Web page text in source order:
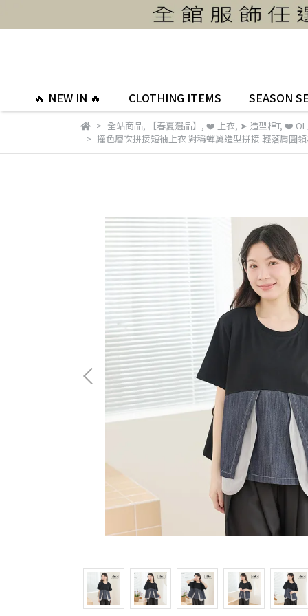
🔥 NEW IN 🔥 CLOTHING ITEMS SEASON
全站商品, 【春夏選品】 , ❤️ 上衣, ➤ 造型棉T, ❤️ OL
撞色層次拼接短袖上衣 對稱蟬翼造型拼接 輕落肩圓